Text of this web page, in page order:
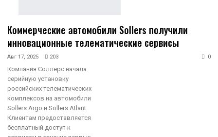
Коммерческие автомобили Sollers получили
инновационные телематические сервисы
Авг 17, 2025 203 0
Компания Соллерс начала
серийную установку
российских телематических
комплексов на автомобили
Sollers Argo и Sollers Atlant.
Клиентам предоставляется
бесплатный доступ к